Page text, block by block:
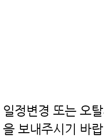
일정변경 또는 오
을 보내주시기 바